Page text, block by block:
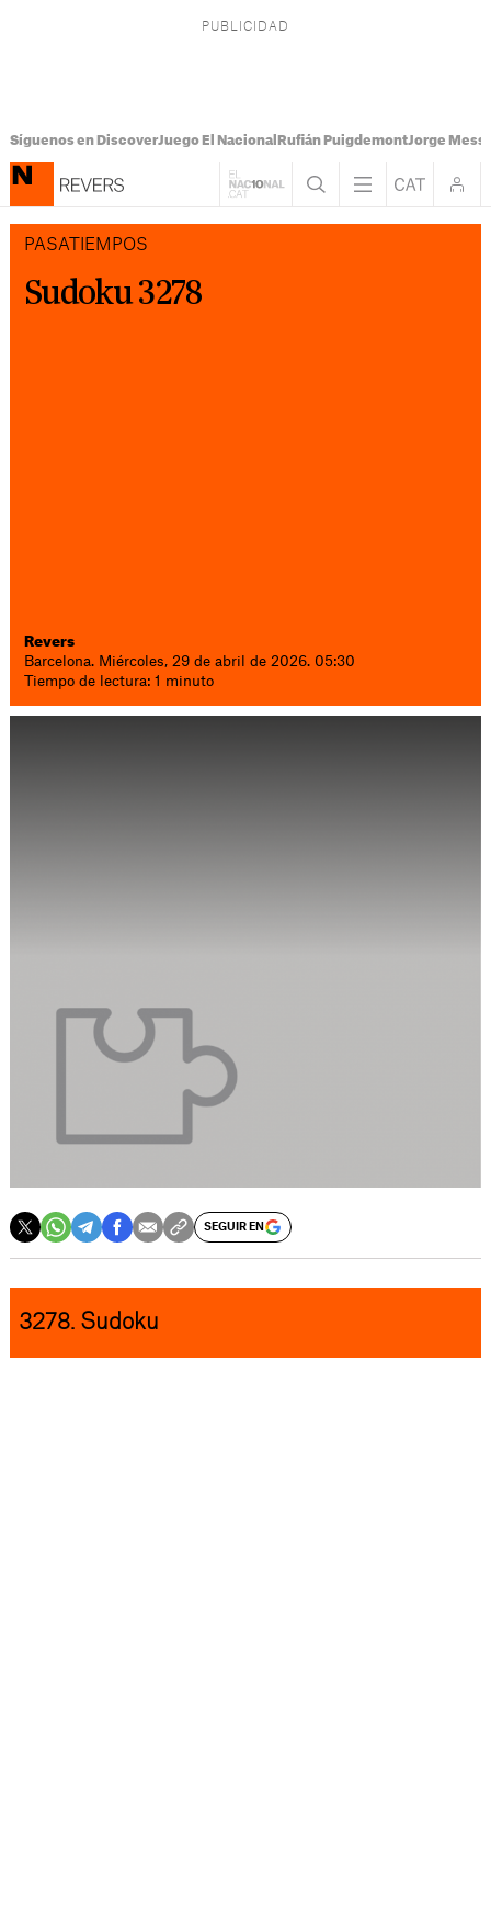
Síguenos en DiscoverJuego El Nacional Rufián PuigdemontJorge Messi
PASATIEMPOS
Sudoku 3278
Revers
Barcelona. Miércoles, 29 de abril de 2026. 05:30
Tiempo de lectura: 1 minuto
SEGUIR EN